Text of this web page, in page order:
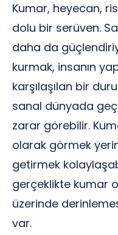
Kumar, heyecan,
dolu bir serüven.
daha da
kurmak, insanın
karşılaşılan bir
sanal dünyada
zarar görebilir.
olarak görmek
getirmek
gerçeklikte kumar
üzerinde
var.